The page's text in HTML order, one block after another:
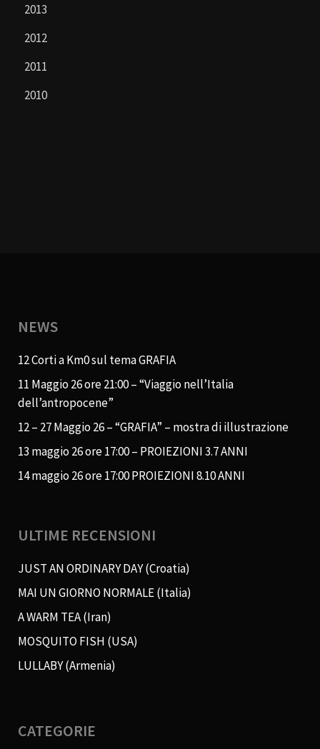
2013
2012
2011
2010
NEWS
12 Corti a Km0 sul tema GRAFIA
11 Maggio 26 ore 21:00 – “Viaggio nell’Italia
dell’antropocene”
12 – 27 Maggio 26 – “GRAFIA” – mostra di illustrazione
13 maggio 26 ore 17:00 – PROIEZIONI 3.7 ANNI
14 maggio 26 ore 17:00 PROIEZIONI 8.10 ANNI
ULTIME RECENSIONI
JUST AN ORDINARY DAY (Croatia)
MAI UN GIORNO NORMALE (Italia)
A WARM TEA (Iran)
MOSQUITO FISH (USA)
LULLABY (Armenia)
CATEGORIE